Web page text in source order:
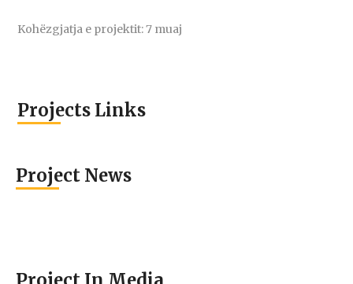
Kohëzgjatja e projektit: 7 muaj
Projects Links
Project News